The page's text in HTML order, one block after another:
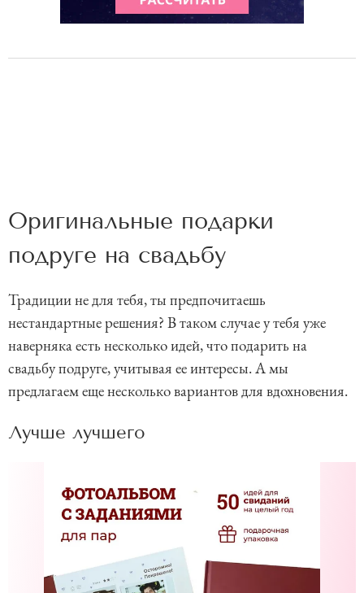
Оригинальные подарки
подруге на свадьбу
Традиции не для тебя, ты предпочитаешь
нестандартные решения? В таком случае у тебя уже
наверняка есть несколько идей, что подарить на
свадьбу подруге, учитывая ее интересы. А мы
предлагаем еще несколько вариантов для вдохновения.
Лучше лучшего